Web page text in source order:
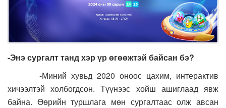
-Энэ сургалт танд хэр үр өгөөжтэй байсан бэ?
-Миний хувьд 2020 оноос цахим, интерактив
хичээлтэй холбогдсон. Түүнээс хойш ашиглаад явж
байна. Өөрийн туршлага мөн сургалтаас олж авсан